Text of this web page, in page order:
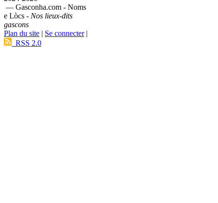
— Gasconha.com - Noms
e Lòcs - Nos lieux-dits
gascons
Plan du site | Se connecter|
RSS 2.0